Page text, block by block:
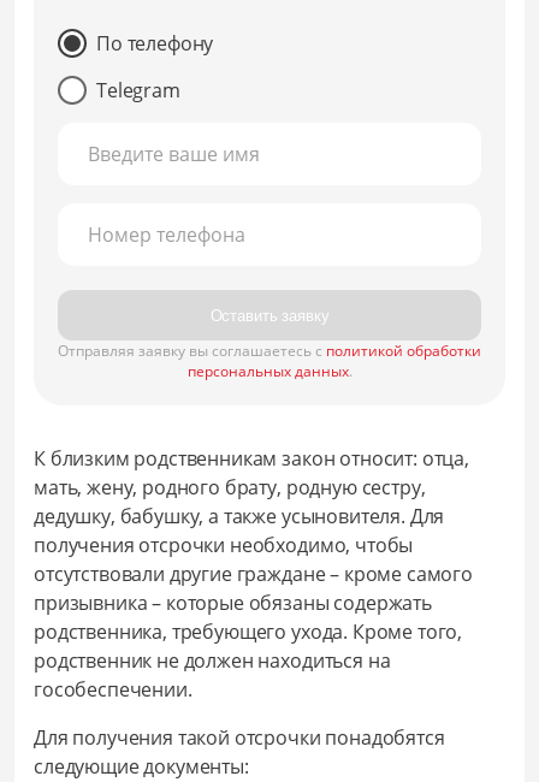
По телефону
Telegram
Введите ваше имя
Номер телефона
Оставить заявку
Отправляя заявку вы соглашаетесь с политикой обработки
персональных данных.
К близким родственникам закон относит: отца,
мать, жену, родного брату, родную сестру,
дедушку, бабушку, а также усыновителя. Для
получения отсрочки необходимо, чтобы
отсутствовали другие граждане – кроме самого
призывника – которые обязаны содержать
родственника, требующего ухода. Кроме того,
родственник не должен находиться на
гособеспечении.
Для получения такой отсрочки понадобятся
следующие документы: